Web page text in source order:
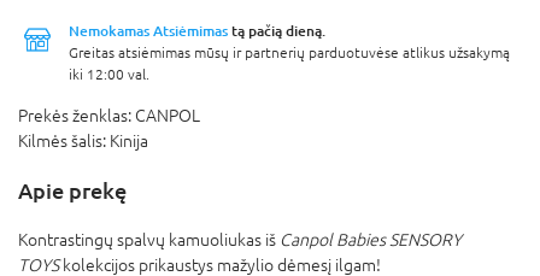
Nemokamas Atsiėmimas tą pačią dieną.
Greitas atsiėmimas mūsų ir partnerių parduotuvėse atlikus užsakymą
iki 12:00 val.
Prekės ženklas: CANPOL
Kilmės šalis: Kinija
Apie prekę
Kontrastingų spalvų kamuoliukas iš Canpol Babies SENSORY
TOYSkolekcijos prikaustys mažylio dėmesį ilgam!